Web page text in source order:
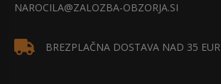
NAROCILA@ZALOZBA-OBZORJA.SI
BREZPLAČNA DOSTAVA NAD 35 EUR